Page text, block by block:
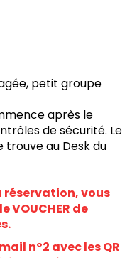
petit groupe
après le
de sécurité. Le
trouve au Desk du
vous
VOUCHER de
n°2 avec les QR